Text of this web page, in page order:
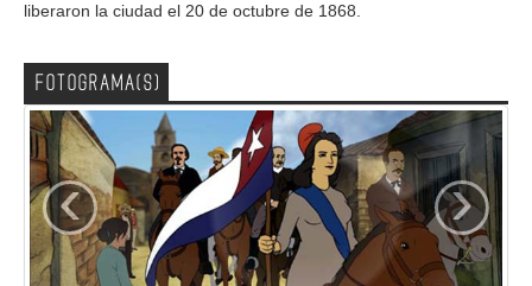
liberaron la ciudad el 20 de octubre de 1868.
FOTOGRAMA(S)
‹ ›